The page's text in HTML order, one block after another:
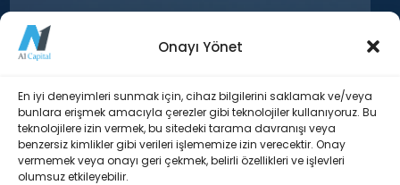
Onayı Yönet
En iyi deneyimleri sunmak için, cihaz bilgilerini saklamak ve/veya
bunlara erişmek amacıyla çerezler gibi teknolojiler kullanıyoruz. Bu
teknolojilere izin vermek, bu sitedeki tarama davranışı veya
benzersiz kimlikler gibi verileri işlememize izin verecektir. Onay
vermemek veya onayı geri çekmek, belirli özellikleri ve işlevleri
olumsuz etkileyebilir.
+90 212 371 18 00
Esentepe Mah. Büyükdere Cad. Levent
Plaza Blok No: 173 İç Kapı No: 29 Şişli /
İstanbul